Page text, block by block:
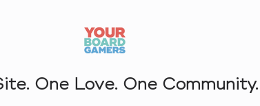
One Love. One Community.